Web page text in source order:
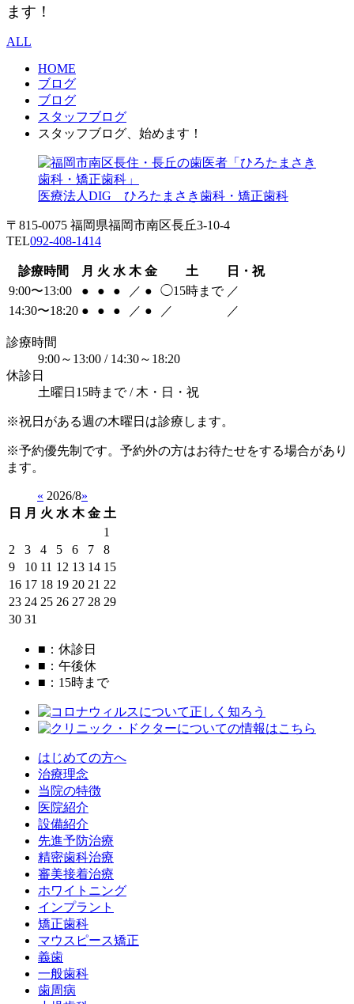
ます！
ALL
HOME
ブログ
ブログ
スタッフブログ
スタッフブログ、始めます！
医療法人DIG ひろたまさき歯科・矯正歯科
〒815-0075 福岡県福岡市南区長丘3-10-4
TEL092-408-1414
診療時間 月 火 水 木 金 土
日・祝
9:00〜13:00
● ● ● ／ ● ◯15時まで ／
14:30〜18:20 ● ● ● ／ ● ／ ／
診療時間
9:00～13:00 / 14:30～18:20
休診日
土曜日15時まで / 木・日・祝
※祝日がある週の木曜日は診療します。
※予約優先制です。予約外の方はお待たせをする場合があり
ます。
« 2026/8»
日
月 火 水 木 金 土
1
2
3 4 5 6 7
8
9
10 11 12 13 14 15
16 17 18 19 20 21 22
23 24 25 26 27 28 29
30 31
■ ：休診日
■ ：午後休
■ ：15時まで
はじめての方へ
治療理念
当院の特徴
医院紹介
設備紹介
先進予防治療
精密歯科治療
審美接着治療
ホワイトニング
インプラント
矯正歯科
マウスピース矯正
義歯
一般歯科
歯周病